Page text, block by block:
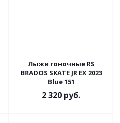
Лыжи гоночные RS
BRADOS SKATE JR EX 2023
Blue 151
2 320 руб.